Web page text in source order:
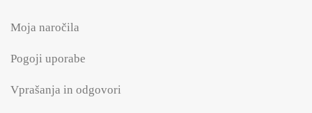
Moja naročila
Pogoji uporabe
Vprašanja in odgovori